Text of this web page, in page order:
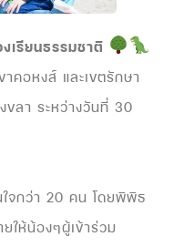
เรียนธรรมชาติ
คอหงส์ และเขตรักษา
ขลา ระหว่างวันที่ 30
ใจกว่า 20 คน โดยพิพิธ
ห้น้องๆผู้เข้าร่วม